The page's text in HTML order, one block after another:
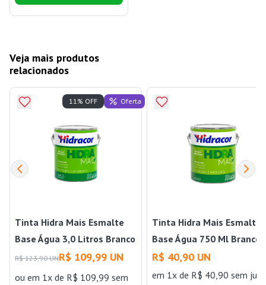
Veja mais produtos
relacionados
Tinta Hidra Mais Esmalte
Base Água 3,0 Litros Branco
Gelo Hidracor
R$ 123,90 UNR$ 109,99 UN
ou em 1x de R$ 109,99 sem
11% OFF Oferta
Tinta Hidra Mais Esmalte
Base Água 750 Ml Branco
Neve Hidracor
R$ 40,90 UN
em 1x de R$ 40,90 sem